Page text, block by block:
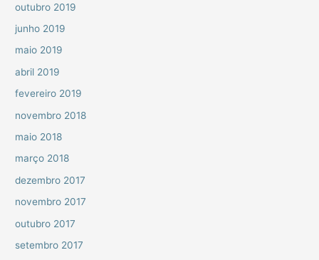
outubro 2019
junho 2019
maio 2019
abril 2019
fevereiro 2019
novembro 2018
maio 2018
março 2018
dezembro 2017
novembro 2017
outubro 2017
setembro 2017